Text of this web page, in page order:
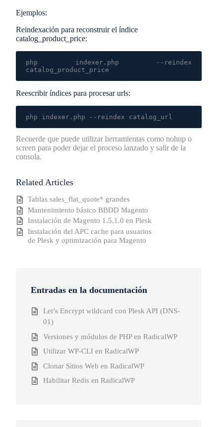
Ejemplos:
Reindexación para reconstruir el índice
catalog_product_price:
php indexer.php --reindex
catalog_product_price
Reescribir índices para procesar urls:
php indexer.php --reindex catalog_url
Recuerde que puede utilizar herramientas como nohup o
screen para poder dejar el proceso lanzado y salir de la
consola.
Related Articles
Tablas sales_flat_quote* grandes
Mantenimiento básico BBDD Magento
Instalación de Magento 1.5.1.0 en Plesk
Instalación del APC cache para usuarios
de Plesk y optimización para Magento
Entradas en la documentación
Let’s Encrypt wildcard con Plesk API (DNS-
01)
Versiones y módulos de PHP en RadicalWP
Utilizar WP-CLI en RadicalWP
Clonar Sitios Web en RadicalWP
Habilitar Redis en RadicalWP